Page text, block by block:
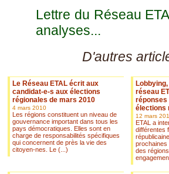
Lettre du Réseau
analyses...
D'autres
Le Réseau ETAL écrit aux
candidat-e-s aux élections
régionales de mars 2010
4 mars 2010
Les régions constituent un niveau de
gouvernance important dans tous les
pays démocratiques. Elles sont en
charge de responsabilités spécifiques
qui concernent de près la vie des
citoyen-nes. Le (...)
réseau
réponses
élections
12 mars
ETAL a
différentes
prochaines
des